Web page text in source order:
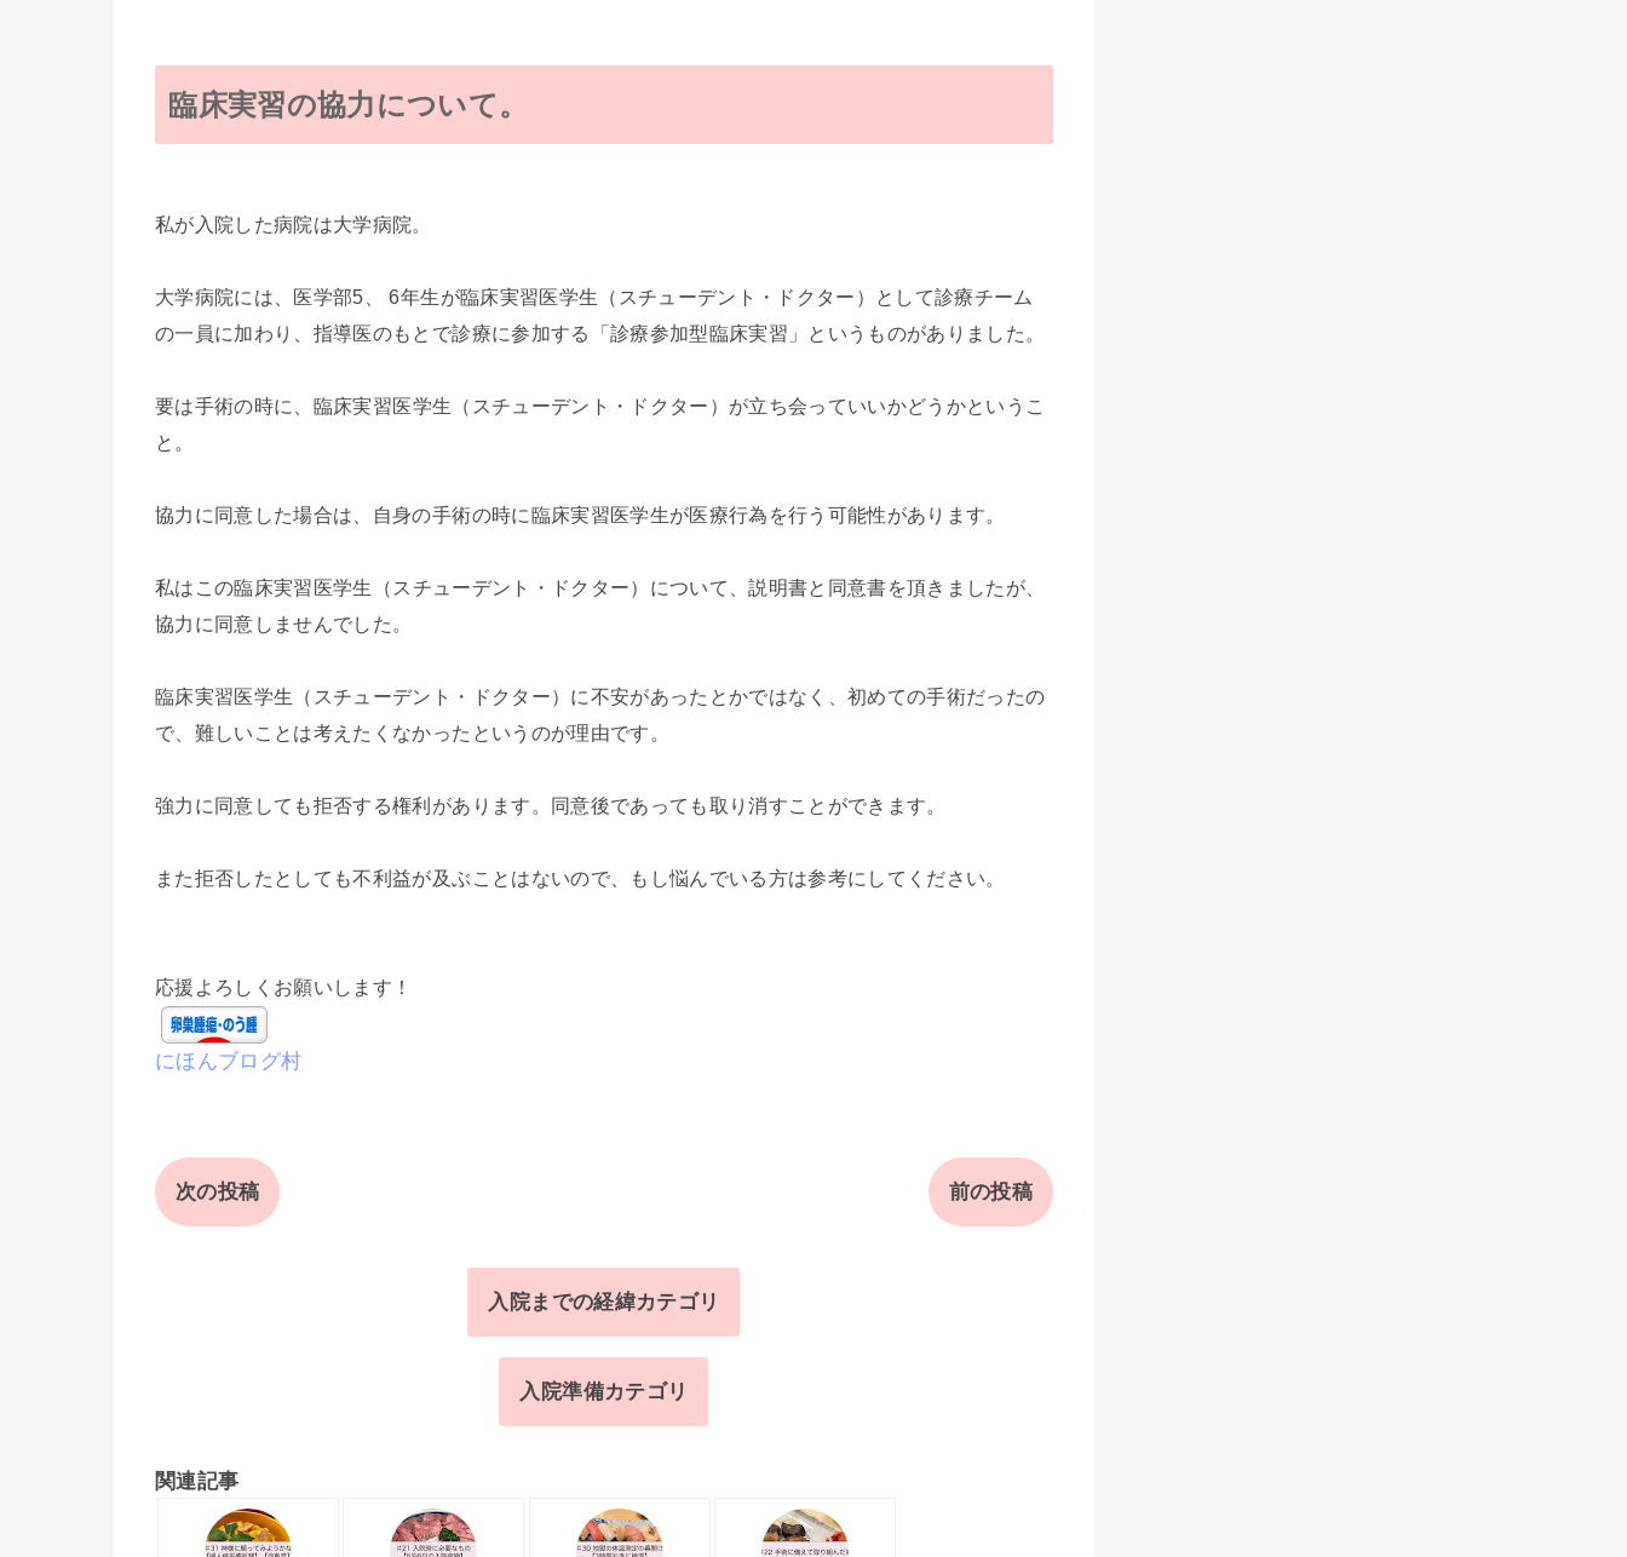
臨床実習の協力について。
私が入院した病院は大学病院。
大学病院には、医学部5、 6年生が臨床実習医学生（スチューデント・ドクター）として診療チーム
の一員に加わり、指導医のもとで診療に参加する「診療参加型臨床実習」というものがありました。
要は手術の時に、 臨床実習医学生（スチューデント・ドクター）が立ち会っていいかどうかというこ
と。
協力に同意した場合は、自身の手術の時に 臨床実習医学生が医療行為を行う可能性があります。
私はこの臨床実習医学生（スチューデント・ドクター）について、説明書と同意書を頂きましたが、
協力に同意しませんでした。
臨床実習医学生（スチューデント・ドクター）に不安があったとかではなく、初めての手術だったの
で、難しいことは考えたくなかったというのが理由です。
強力に同意しても拒否する権利があります。同意後であっても取り消すことができます。
また拒否したとしても不利益が及ぶことはないので、もし悩んでいる方は参考にしてください。
応援よろしくお願いします！
にほんブログ村
次の投稿 前の投稿
入院までの経緯カテゴリ
入院準備カテゴリ
関連記事